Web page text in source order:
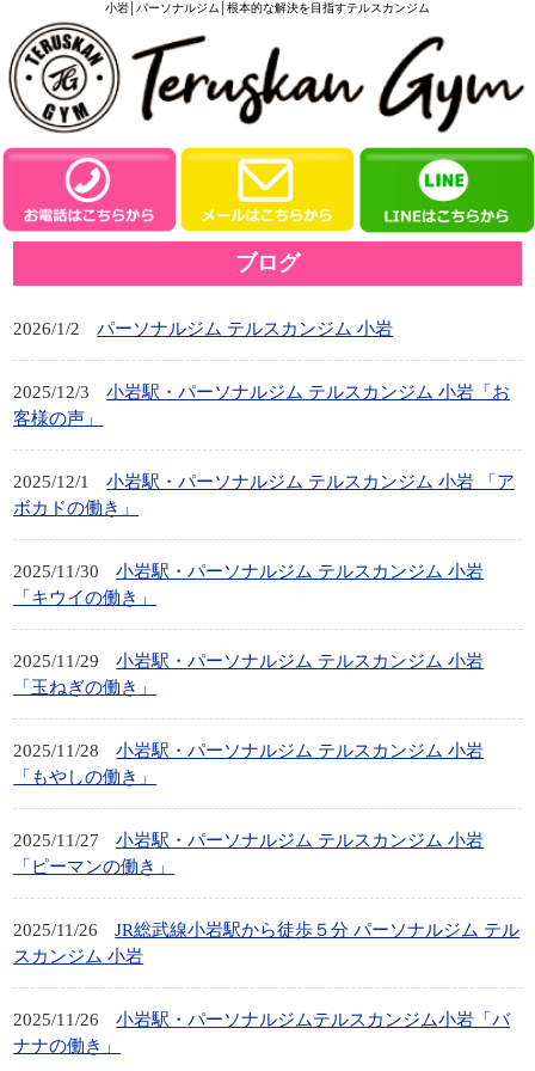
小岩│パーソナルジム│根本的な解決を目指すテルスカンジム
ブログ
2026/1/2 パーソナルジム テルスカンジム 小岩
2025/12/3
小岩駅・パーソナルジム テルスカンジム 小岩「お
客様の声」
2025/12/1
小岩駅・パーソナルジム テルスカンジム 小岩 「ア
ボカドの働き」
2025/11/30
小岩駅・パーソナルジム テルスカンジム 小岩
「キウイの働き」
2025/11/29
小岩駅・パーソナルジム テルスカンジム 小岩
「玉ねぎの働き」
2025/11/28
小岩駅・パーソナルジム テルスカンジム 小岩
「もやしの働き」
2025/11/27
小岩駅・パーソナルジム テルスカンジム 小岩
「ピーマンの働き」
2025/11/26
JR総武線小岩駅から徒歩５分 パーソナルジム テル
スカンジム 小岩
2025/11/26
小岩駅・パーソナルジムテルスカンジム小岩「バ
ナナの働き」